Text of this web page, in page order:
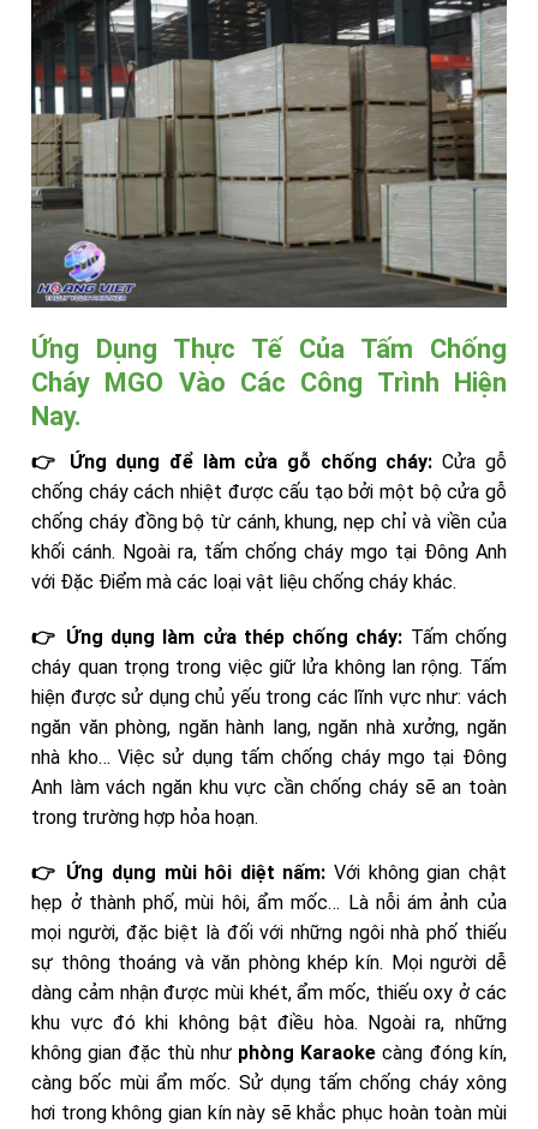
Ứng Dụng Thực Tế Của Tấm Chống
Cháy MGO Vào Các Công Trình Hiện
Nay.
👉 Ứng dụng để làm cửa gỗ chống cháy: Cửa gỗ
chống cháy cách nhiệt được cấu tạo bởi một bộ cửa gỗ
chống cháy đồng bộ từ cánh, khung, nẹp chỉ và viền của
khối cánh. Ngoài ra, tấm chống cháy mgo tại Đông Anh
với Đặc Điểm mà các loại vật liệu chống cháy khác.
👉 Ứng dụng làm cửa thép chống cháy: Tấm chống
cháy quan trọng trong việc giữ lửa không lan rộng. Tấm
hiện được sử dụng chủ yếu trong các lĩnh vực như: vách
ngăn văn phòng, ngăn hành lang, ngăn nhà xưởng, ngăn
nhà kho… Việc sử dụng tấm chống cháy mgo tại Đông
Anh làm vách ngăn khu vực cần chống cháy sẽ an toàn
trong trường hợp hỏa hoạn.
👉 Ứng dụng mùi hôi diệt nấm: Với không gian chật
hẹp ở thành phố, mùi hôi, ẩm mốc… Là nỗi ám ảnh của
mọi người, đặc biệt là đối với những ngôi nhà phố thiếu
sự thông thoáng và văn phòng khép kín. Mọi người dễ
dàng cảm nhận được mùi khét, ẩm mốc, thiếu oxy ở các
khu vực đó khi không bật điều hòa. Ngoài ra, những
không gian đặc thù như phòng Karaokecàng đóng kín,
càng bốc mùi ẩm mốc. Sử dụng tấm chống cháy xông
hơi trong không gian kín này sẽ khắc phục hoàn toàn mùi